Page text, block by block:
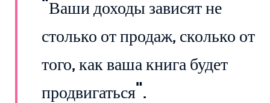
"Ваши доходы зависят не
столько от продаж, сколько от
того, как ваша книга будет
продвигаться".